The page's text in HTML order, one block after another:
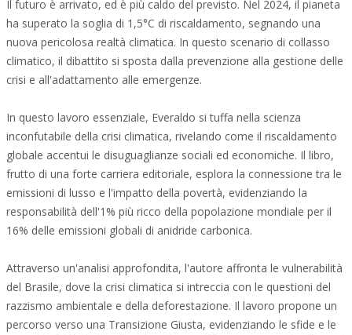
Il futuro è arrivato, ed è più caldo del previsto. Nel 2024, il pianeta
ha superato la soglia di 1,5°C di riscaldamento, segnando una
nuova pericolosa realtà climatica. In questo scenario di collasso
climatico, il dibattito si sposta dalla prevenzione alla gestione delle
crisi e all'adattamento alle emergenze.
In questo lavoro essenziale, Everaldo si tuffa nella scienza
inconfutabile della crisi climatica, rivelando come il riscaldamento
globale accentui le disuguaglianze sociali ed economiche. Il libro,
frutto di una forte carriera editoriale, esplora la connessione tra le
emissioni di lusso e l'impatto della povertà, evidenziando la
responsabilità dell'1% più ricco della popolazione mondiale per il
16% delle emissioni globali di anidride carbonica.
Attraverso un'analisi approfondita, l'autore affronta le vulnerabilità
del Brasile, dove la crisi climatica si intreccia con le questioni del
razzismo ambientale e della deforestazione. Il lavoro propone un
percorso verso una Transizione Giusta, evidenziando le sfide e le